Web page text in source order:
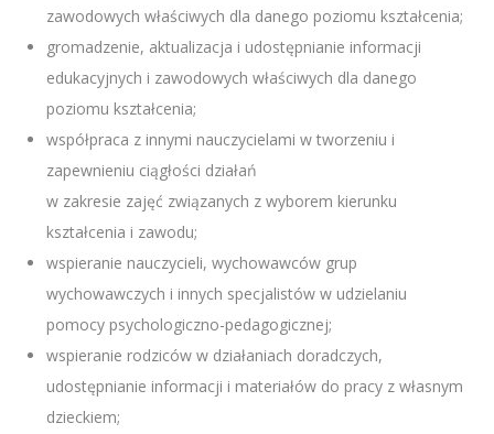
zawodowych właściwych dla danego poziomu kształcenia;
gromadzenie, aktualizacja i udostępnianie informacji
edukacyjnych i zawodowych właściwych dla danego
poziomu kształcenia;
współpraca z innymi nauczycielami w tworzeniu i
zapewnieniu ciągłości działań
w zakresie zajęć związanych z wyborem kierunku
kształcenia i zawodu;
wspieranie nauczycieli, wychowawców grup
wychowawczych i innych specjalistów w udzielaniu
pomocy psychologiczno-pedagogicznej;
wspieranie rodziców w działaniach doradczych,
udostępnianie informacji i materiałów do pracy z własnym
dzieckiem;